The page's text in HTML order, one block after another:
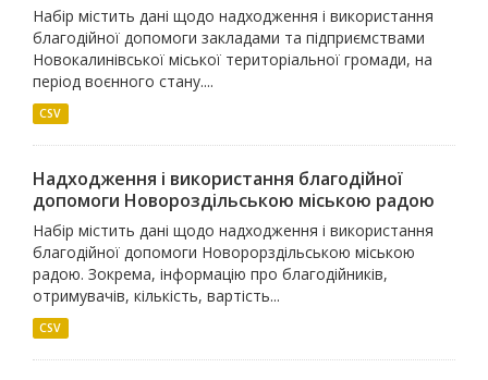
Набір містить дані щодо надходження і використання
благодійної допомоги закладами та підприємствами
Новокалинівської міської територіальної громади, на
період воєнного стану....
CSV
Надходження і використання благодійної
допомоги Новороздільською міською радою
Набір містить дані щодо надходження і використання
благодійної допомоги Новорорздільською міською
радою. Зокрема, інформацію про благодійників,
отримувачів, кількість, вартість...
CSV